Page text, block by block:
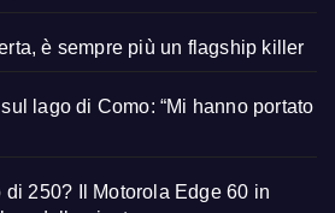
è sempre più un flagship killer
lago di Como: “Mi hanno portato
250? Il Motorola Edge 60 in